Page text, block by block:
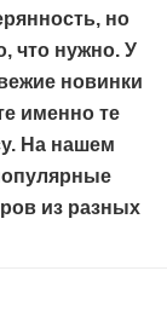
но
что нужно. У
новинки
именно те
На нашем
из разных